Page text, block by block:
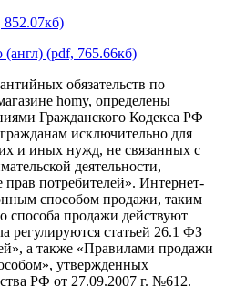
852.07кб)
(англ) (pdf, 765.66кб)
обязательств по
homy, определены
Гражданского Кодекса РФ
исключительно для
и иных нужд, не связанных с
деятельности,
потребителей». Интернет-
способом продажи, таким
способа продажи действуют
регулируются статьей 26.1 ФЗ
а также «Правилами продажи
утвержденных
РФ от 27.09.2007 г. №612.